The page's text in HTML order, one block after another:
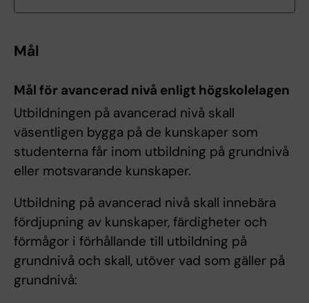
Mål
Mål för avancerad nivå enligt högskolelagen
Utbildningen på avancerad nivå skall
väsentligen bygga på de kunskaper som
studenterna får inom utbildning på grundnivå
eller motsvarande kunskaper.
Utbildning på avancerad nivå skall innebära
fördjupning av kunskaper, färdigheter och
förmågor i förhållande till utbildning på
grundnivå och skall, utöver vad som gäller på
grundnivå: